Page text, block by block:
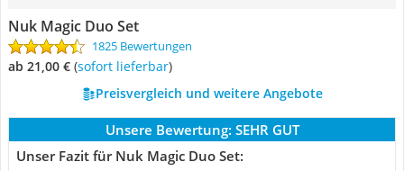
Nuk Magic Duo Set
1825 Bewertungen
ab 21,00 € ( Sofort lieferbar)
Preisvergleich und weitere Angebote
Unsere Bewertung: SEHR GUT
Unser Fazit für Nuk Magic Duo Set: